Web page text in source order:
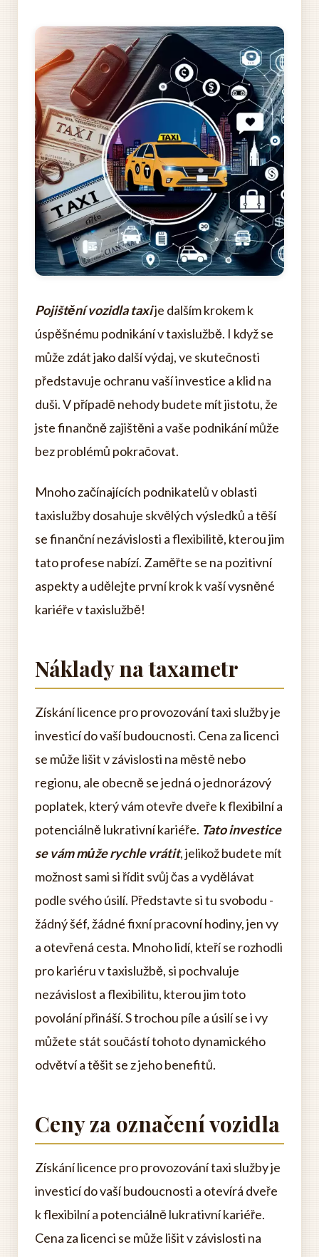
Pojištění vozidla taxije dalším krokem k
úspěšnému podnikání v taxislužbě. I když se
může zdát jako další výdaj, ve skutečnosti
představuje ochranu vaší investice a klid na
duši. V případě nehody budete mít jistotu, že
jste finančně zajištěni a vaše podnikání může
bez problémů pokračovat.
Mnoho začínajících podnikatelů v oblasti
taxislužby dosahuje skvělých výsledků a těší
se finanční nezávislosti a flexibilitě, kterou jim
tato profese nabízí. Zaměřte se na pozitivní
aspekty a udělejte první krok k vaší vysněné
kariéře v taxislužbě!
Náklady na taxametr
Získání licence pro provozování taxi služby je
investicí do vaší budoucnosti. Cena za licenci
se může lišit v závislosti na městě nebo
regionu, ale obecně se jedná o jednorázový
poplatek, který vám otevře dveře k flexibilní a
potenciálně lukrativní kariéře. Tato investice
se vám může rychle vrátit, jelikož budete mít
možnost sami si řídit svůj čas a vydělávat
podle svého úsilí. Představte si tu svobodu -
žádný šéf, žádné fixní pracovní hodiny, jen vy
a otevřená cesta. Mnoho lidí, kteří se rozhodli
pro kariéru v taxislužbě, si pochvaluje
nezávislost a flexibilitu, kterou jim toto
povolání přináší. S trochou píle a úsilí se i vy
můžete stát součástí tohoto dynamického
odvětví a těšit se z jeho benefitů.
Ceny za označení vozidla
Získání licence pro provozování taxi služby je
investicí do vaší budoucnosti a otevírá dveře
k flexibilní a potenciálně lukrativní kariéře.
Cena za licenci se může lišit v závislosti na